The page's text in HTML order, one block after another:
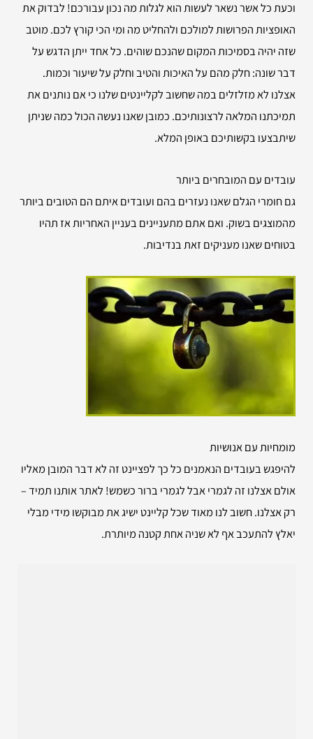
וכעת כל אשר נשאר לעשות הוא לגלות מה נכון עבורכם! לבדוק את
האופציות הפרושות למולכם ולהחליט מה ומי הכי קורץ לכם. מוטב
שזה יהיה בסמיכות המקום שהנכם שוהים. כל אחד ייתן הדגש על
דבר שונה: חלק מהם על האיכות והטיב וחלק על שיעור וכמות.
אצלנו לא מזלזלים במה שחשוב לקליינטים שלנו כי אם נותנים את
תמיכתנו המלאה לרצונותיכם. כמובן שאנו נעשה הכול כמה שניתן
שיתבצעו בקשותיכם באופן המלא.
עובדים עם המובחרים ביותר
גם חומרי הגלם שאנו נעזרים בהם ועובדים איתם הם הטובים ביותר
מהמוצגים בשוק. ואם אתם מתעניינים בעניין האחריות אז תהיו
בטוחים שאנו מעניקים זאת בנדיבות.
מומחיות עם אנושיות
להיפגש בעובדים הנאמנים כל כך לפציינט זה לא דבר המובן מאליו
אולם אצלנו זה לגמרי אבל לגמרי ברור כשמש! לאתר אותנו תמיד –
רק אצלנו. חשוב לנו מאוד שכל קליינט ישיג את מבוקשו מידי מבלי
יאלץ להתעכב אף לא שניה אחת קטנה מיותרת.